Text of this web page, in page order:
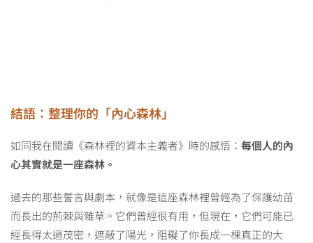
結語：整理你的「內心森林」
如同我在閱讀《森林裡的資本主義者》時的感悟： 每個人的內
心其實就是一座森林。
過去的那些誓言與劇本，就像是這座森林裡曾經為了保護幼苗
而長出的荊棘與雜草。它們曾經很有用，但現在，它們可能已
經長得太過茂密，遮蔽了陽光，阻礙了你長成一棵真正的大